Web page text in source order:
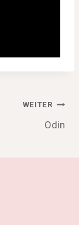
WEITER
Odin